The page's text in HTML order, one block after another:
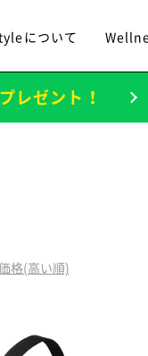
について
レゼント！
格(高い順)